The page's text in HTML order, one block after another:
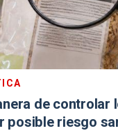
de controlar
posible riesgo